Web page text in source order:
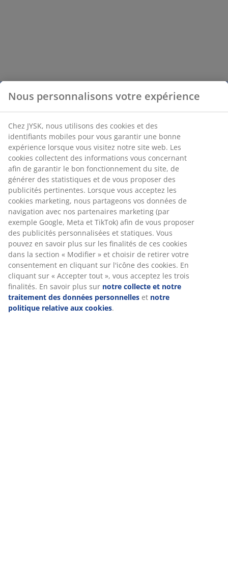
Nous personnalisons votre expérience
Chez JYSK, nous utilisons des cookies et des
identifiants mobiles pour vous garantir une bonne
expérience lorsque vous visitez notre site web. Les
cookies collectent des informations vous concernant
afin de garantir le bon fonctionnement du site, de
générer des statistiques et de vous proposer des
publicités pertinentes. Lorsque vous acceptez les
cookies marketing, nous partageons vos données de
navigation avec nos partenaires marketing (par
exemple Google, Meta et TikTok) afin de vous proposer
des publicités personnalisées et statiques. Vous
pouvez en savoir plus sur les finalités de ces cookies
dans la section « Modifier » et choisir de retirer votre
consentement en cliquant sur l'icône des cookies. En
cliquant sur « Accepter tout », vous acceptez les trois
finalités. En savoir plus sur notre collecte et notre
traitement des données personnelles et notre
politique relative aux cookies.